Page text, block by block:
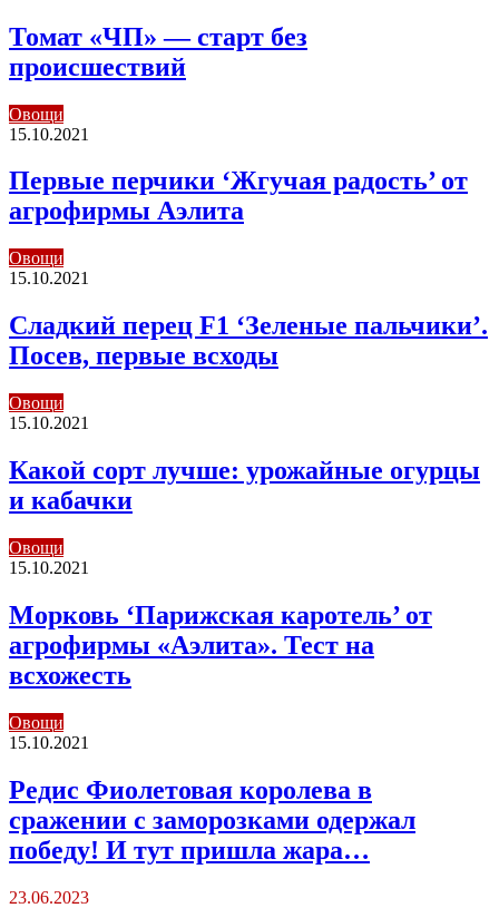
Томат «ЧП» — старт без
происшествий
Овощи
15.10.2021
Первые перчики ‘Жгучая радость’ от
агрофирмы Аэлита
Овощи
15.10.2021
Сладкий перец F1 ‘Зеленые пальчики’.
Посев, первые всходы
Овощи
15.10.2021
Какой сорт лучше: урожайные огурцы
и кабачки
Овощи
15.10.2021
Морковь ‘Парижская каротель’ от
агрофирмы «Аэлита». Тест на
всхожесть
Овощи
15.10.2021
Редис Фиолетовая королева в
сражении с заморозками одержал
победу! И тут пришла жара…
23.06.2023